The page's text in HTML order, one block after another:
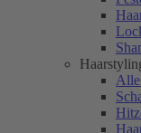
Alle